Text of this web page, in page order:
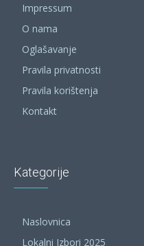
Impressum
O nama
Oglašavanje
Pravila privatnosti
Pravila korištenja
Kontakt
Kategorije
Naslovnica
Lokalni Izbori 2025